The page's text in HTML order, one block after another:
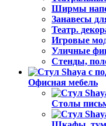
Ширмы
Занавесы
Театр.
Игровые
Уличные
Стенды,
Офисная мебель
Столы